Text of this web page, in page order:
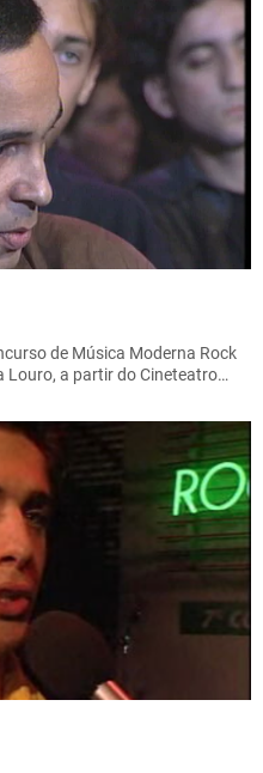
de Música Moderna Rock
Louro, a partir do Cineteatro…